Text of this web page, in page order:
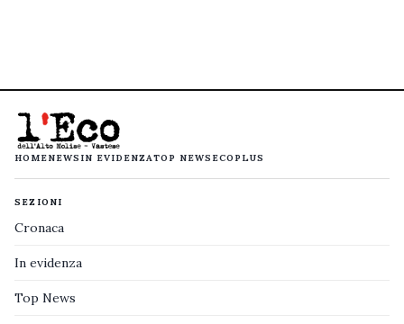
HOMENEWS IN EVIDENZATOP NEWS ECOPLUS
SEZIONI
Cronaca
In evidenza
Top News